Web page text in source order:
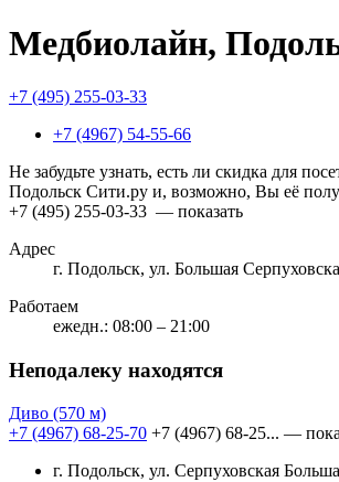
Медбиолайн,
+7 (495) 255-03-33
+7 (4967) 54-55-66
Не забудьте узнать, есть ли скидка для
Подольск Сити.ру и, возможно, Вы её
+7 (495) 255-03-33 — показать
Адрес
г. Подольск, ул. Большая
Работаем
ежедн.: 08:00 – 21:00
Неподалеку находятся
Диво (570 м)
+7 (4967) 68-25-70 +7 (4967) 68-25... —
г. Подольск, ул. Серпуховская